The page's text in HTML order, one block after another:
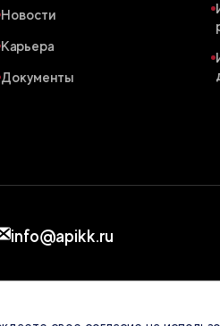
Новости
Карьера
Документы
info@apikk.ru